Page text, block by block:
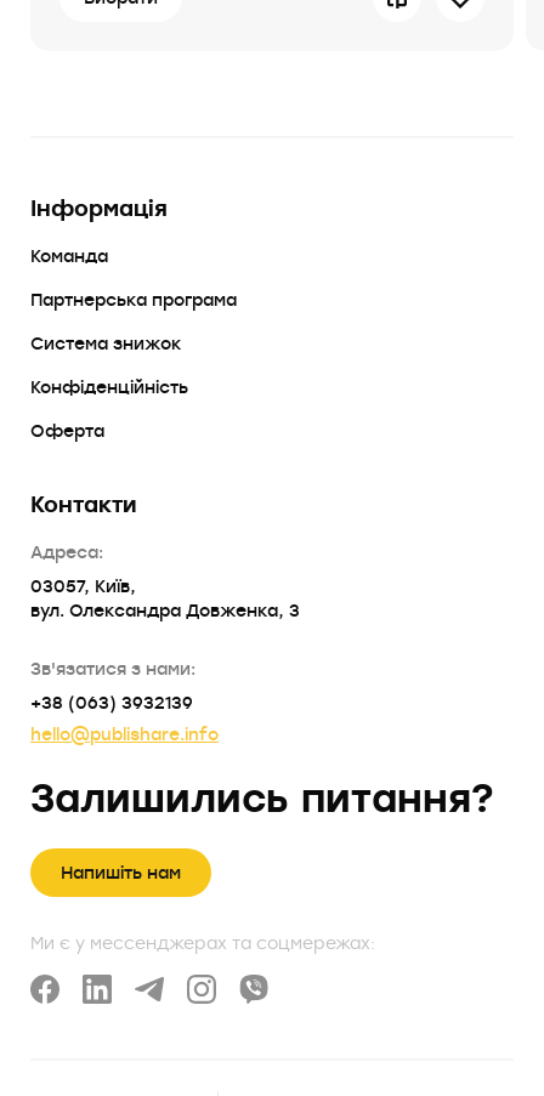
Інформація
Команда
Партнерська програма
Система знижок
Конфіденційність
Оферта
Контакти
Адреса:
03057, Київ,
вул. Олександра Довженка, 3
Зв'язатися з нами:
+38 (063) 3932139
hello@publishare.info
Залишились питання?
Напишіть нам
Ми є у мессенджерах та соцмережах: